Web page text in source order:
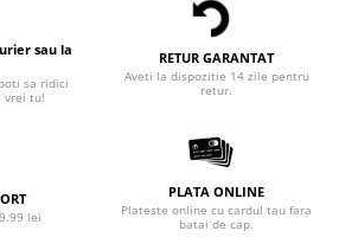
sau la
sa ridici
vrei tu!
RETUR GARANTAT
Aveti la dispozitie 14 zile pentru
retur.
lei
PLATA ONLINE
Plateste online cu cardul tau fara
batai de cap.